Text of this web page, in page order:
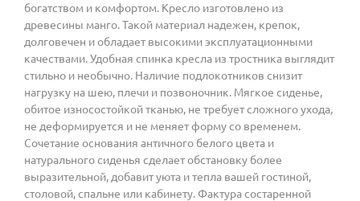
богатством и комфортом. Кресло изготовлено из
древесины манго. Такой материал надежен, крепок,
долговечен и обладает высокими эксплуатационными
качествами. Удобная спинка кресла из тростника выглядит
стильно и необычно. Наличие подлокотников снизит
нагрузку на шею, плечи и позвоночник. Мягкое сиденье,
обитое износостойкой тканью, не требует сложного ухода,
не деформируется и не меняет форму со временем.
Сочетание основания античного белого цвета и
натурального сиденья сделает обстановку более
выразительной, добавит уюта и тепла вашей гостиной,
столовой, спальне или кабинету. Фактура состаренной